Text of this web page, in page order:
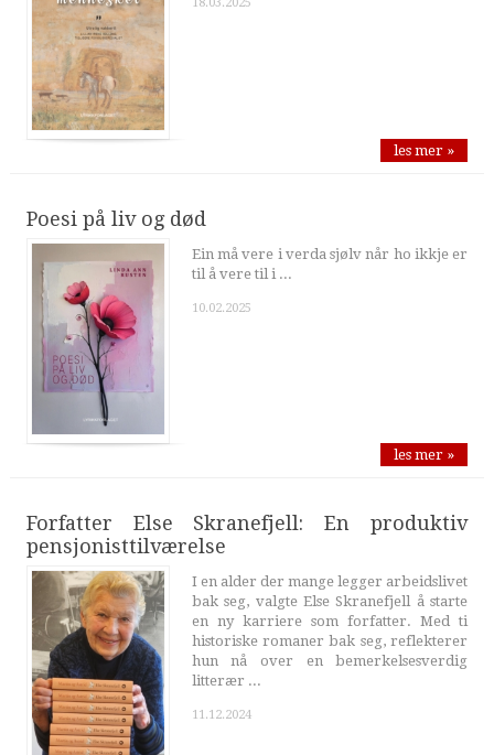
les mer »
Poesi på liv og død
Ein må vere i verda sjølv når ho ikkje er
til å vere til i ...
10.02.2025
les mer »
Forfatter Else Skranefjell: En produktiv
pensjonisttilværelse
I en alder der mange legger arbeidslivet
bak seg, valgte Else Skranefjell å starte
en ny karriere som forfatter. Med ti
historiske romaner bak seg, reflekterer
hun nå over en bemerkelsesverdig
litterær ...
11.12.2024